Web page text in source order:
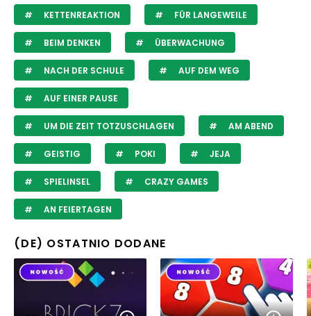
KETTENREAKTION FÜR LANGEWEILE
BEIM DENKEN ÜBERWACHUNG
NACH DER SCHULE AUF DEM WEG
AUF EINER PAUSE
UM DIE ZEIT TOTZUSCHLAGEN AM ABEND
GEISTIG POKI JEJA
SPIELINSEL CRAZY GAMES
AN FEIERTAGEN
(DE) OSTATNIO DODANE